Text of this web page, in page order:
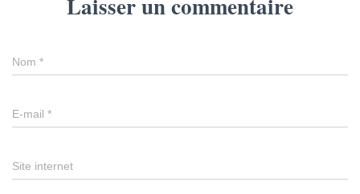
Nom *
E-mail *
Site internet